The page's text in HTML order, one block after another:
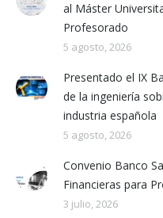
al Máster
Profesorado
5 agosto, 2026
Presentado el IX
de la ingeniería
industria española
5 agosto, 2026
Convenio Banco
Financieras para
3 julio, 2026